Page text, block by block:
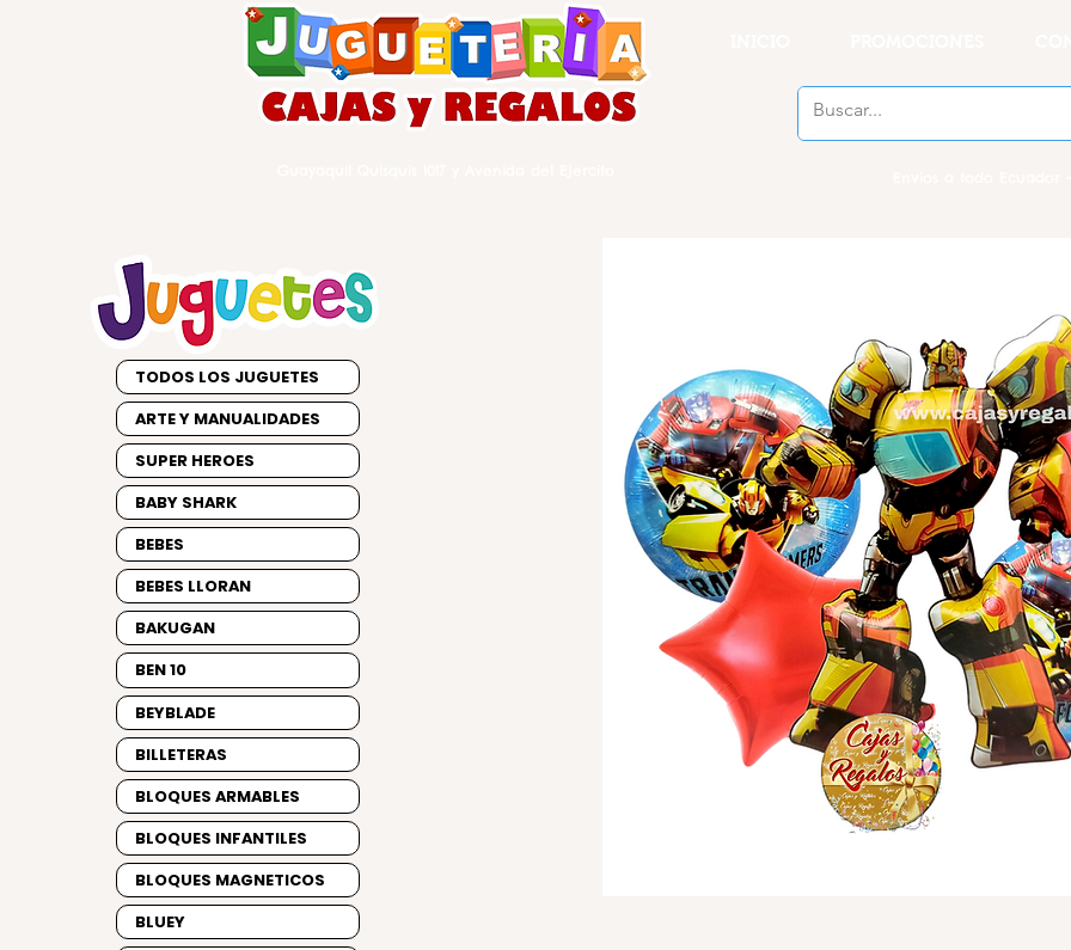
TODOS LOS JUGUETES
ARTE Y MANUALIDADES
SUPER HEROES
BABY SHARK
BEBES
BEBES LLORAN
BAKUGAN
BEN 10
BEYBLADE
BILLETERAS
BLOQUES ARMABLES
BLOQUES INFANTILES
BLOQUES MAGNETICOS
BLUEY